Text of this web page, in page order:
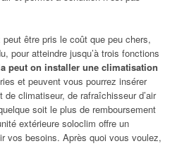
être pris le coût que peu chers,
pour atteindre jusqu’à trois fonctions
peut on installer une climatisation
et peuvent vous pourrez insérer
climatiseur, de rafraîchisseur d’air
soit le plus de remboursement
extérieure soloclim offre un
vos besoins. Après quoi vous voulez,